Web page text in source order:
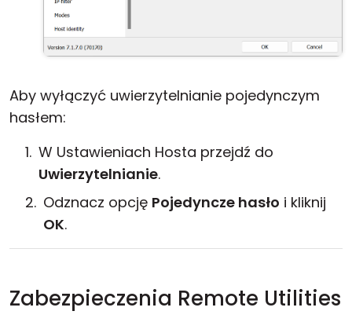
Aby wyłączyć uwierzytelnianie pojedynczym
hasłem:
W Ustawieniach Hosta przejdź do
Uwierzytelnianie.
Odznacz opcję Pojedyncze hasło i kliknij
OK.
Zabezpieczenia Remote Utilities